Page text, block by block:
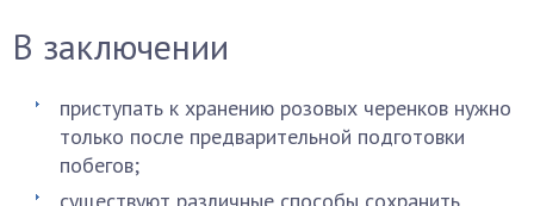
В заключении
приступать к хранению розовых черенков нужно
только после предварительной подготовки
побегов;